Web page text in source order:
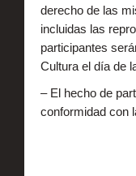
derecho de las
incluidas las
participantes
Cultura el día de
– El hecho de
conformidad con